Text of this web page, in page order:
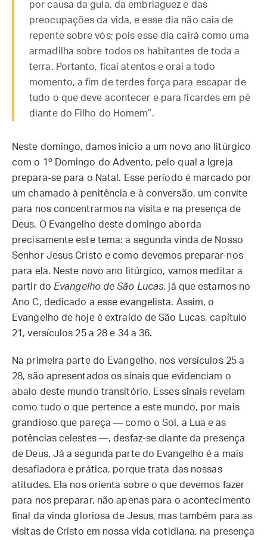
por causa da gula, da embriaguez e das
preocupações da vida, e esse dia não caia de
repente sobre vós; pois esse dia cairá como uma
armadilha sobre todos os habitantes de toda a
terra. Portanto, ficai atentos e orai a todo
momento, a fim de terdes força para escapar de
tudo o que deve acontecer e para ficardes em pé
diante do Filho do Homem”.
Neste domingo, damos início a um novo ano litúrgico
com o 1º Domingo do Advento, pelo qual a Igreja
prepara-se para o Natal. Esse período é marcado por
um chamado à penitência e à conversão, um convite
para nos concentrarmos na visita e na presença de
Deus. O Evangelho deste domingo aborda
precisamente este tema: a segunda vinda de Nosso
Senhor Jesus Cristo e como devemos preparar-nos
para ela. Neste novo ano litúrgico, vamos meditar a
partir do Evangelho de São Lucas, já que estamos no
Ano C, dedicado a esse evangelista. Assim, o
Evangelho de hoje é extraído de São Lucas, capítulo
21, versículos 25 a 28 e 34 a 36.
Na primeira parte do Evangelho, nos versículos 25 a
28, são apresentados os sinais que evidenciam o
abalo deste mundo transitório. Esses sinais revelam
como tudo o que pertence a este mundo, por mais
grandioso que pareça — como o Sol, a Lua e as
potências celestes —, desfaz-se diante da presença
de Deus. Já a segunda parte do Evangelho é a mais
desafiadora e prática, porque trata das nossas
atitudes. Ela nos orienta sobre o que devemos fazer
para nos preparar, não apenas para o acontecimento
final da vinda gloriosa de Jesus, mas também para as
visitas de Cristo em nossa vida cotidiana, na presença